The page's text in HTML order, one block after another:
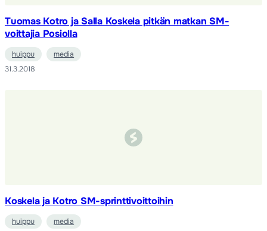
Tuomas Kotro ja Salla Koskela pitkän matkan SM-
voittajia Posiolla
huippu
media
31.3.2018
Koskela ja Kotro SM-sprinttivoittoihin
huippu
media